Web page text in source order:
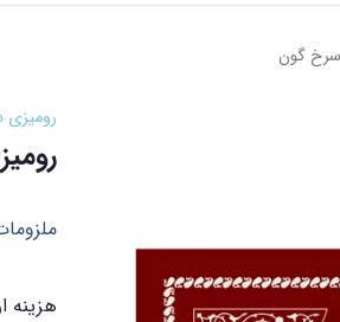
گون
هزینه